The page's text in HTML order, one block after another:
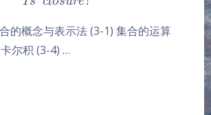
的概念与表示法 (3-1) 集合的运算
尔积 (3-4) …